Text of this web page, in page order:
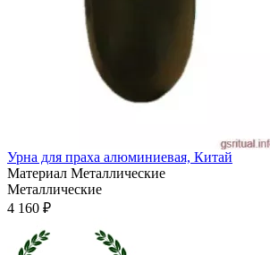
Урна для праха алюминиевая, Китай
Материал Металлические
Металлические
4 160 ₽